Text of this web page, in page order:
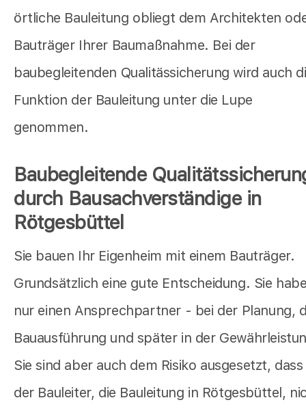
örtliche Bauleitung obliegt dem Architekten
Bauträger Ihrer Baumaßnahme. Bei der
baubegleitenden Qualitässicherung wird auch
Funktion der Bauleitung unter die Lupe
genommen.
Baubegleitende
durch Bausachverständige in
Rötgesbüttel
Sie bauen Ihr Eigenheim mit einem Bauträger.
Grundsätzlich eine gute Entscheidung. Sie
nur einen Ansprechpartner - bei der Planung,
Bauausführung und später in der
Sie sind aber auch dem Risiko ausgesetzt, dass
der Bauleiter, die Bauleitung in Rötgesbüttel,